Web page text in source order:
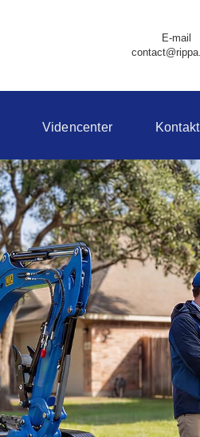
E-mail
Videncenter Kontakt